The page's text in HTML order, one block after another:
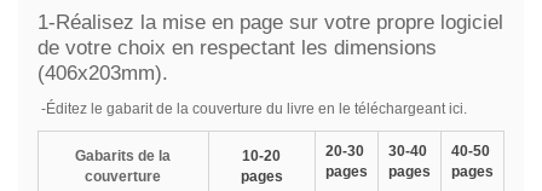
1-Réalisez la mise en page sur votre propre logiciel
de votre choix en respectant les dimensions
(406x203mm).
-Éditez le gabarit de la couverture du livre en le téléchargeant ici.
Gabarits de la
couverture
10-20
pages
20-30
pages
30-40
pages
40-50
pages